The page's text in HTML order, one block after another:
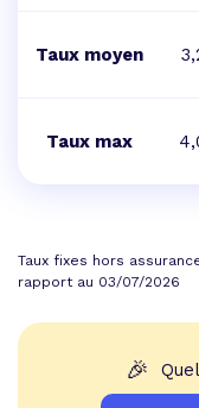
Taux moyen
Taux max
Taux fixes hors
rapport au 03/07/2026
🎉